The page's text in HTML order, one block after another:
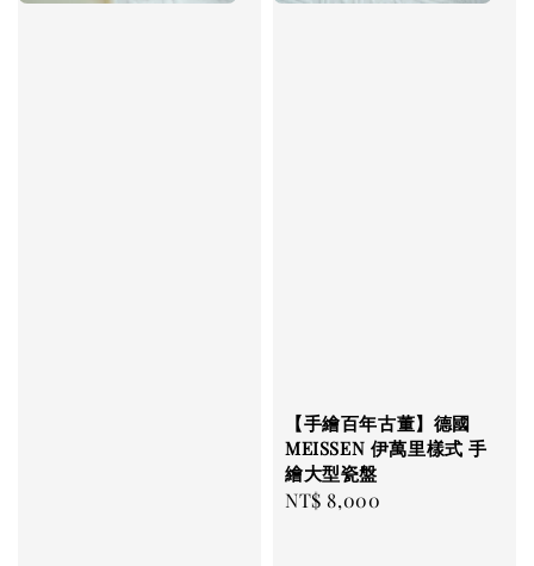
【手繪百年古董】德國
MEISSEN 伊萬里樣式 手
繪大型瓷盤
Regular
NT$ 8,000